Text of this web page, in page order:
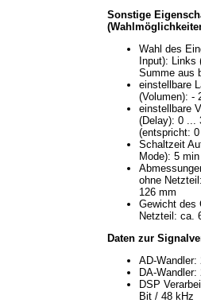
Sonstige
Wahl des
Input): Links
Summe aus
einstellbare
(Volumen): -
einstellbare
(Delay): 0 ...
(entspricht:
Schaltzeit
Mode): 5 min
ohne
126 mm
Gewicht des
Netzteil: ca.
Daten zur
AD-Wandler:
DA-Wandler:
DSP
Bit / 48 kHz